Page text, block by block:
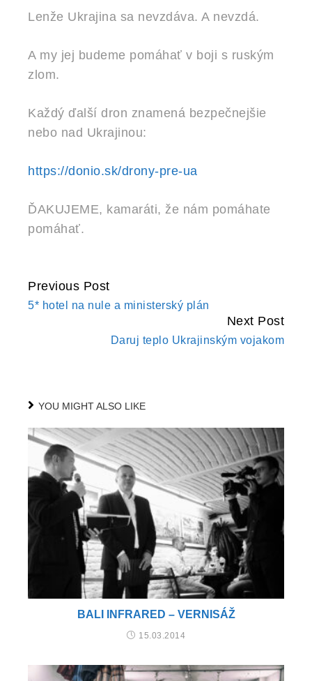
Lenže Ukrajina sa nevzdáva. A nevzdá.
A my jej budeme pomáhať v boji s ruským
zlom.
Každý ďalší dron znamená bezpečnejšie
nebo nad Ukrajinou:
https://donio.sk/drony-pre-ua
ĎAKUJEME, kamaráti, že nám pomáhate
pomáhať.
CONTINUE
READING
Previous Post
5* hotel na nule a ministerský plán
Next Post
Daruj teplo Ukrajinským vojakom
YOU MIGHT ALSO LIKE
BALI INFRARED – VERNISÁŽ
15.03.2014